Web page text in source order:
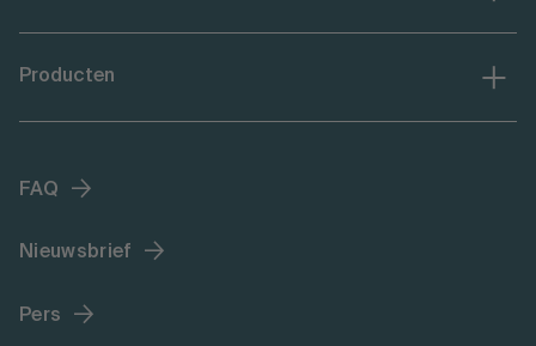
Producten
FAQ
Nieuwsbrief
Pers